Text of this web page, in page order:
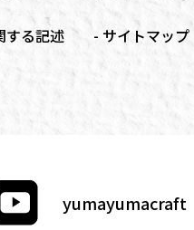
する記述 サイトマップ
yumayumacraft